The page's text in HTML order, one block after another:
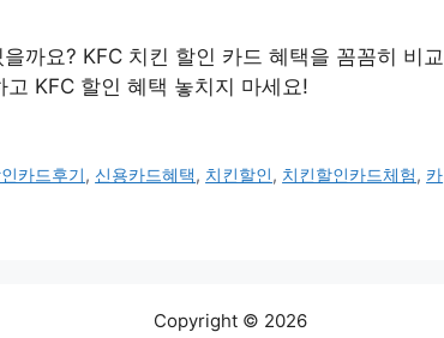
까요? KFC 치킨 할인 카드 혜택을 꼼꼼히 비교
KFC 할인 혜택 놓치지 마세요!
카드후기, 신용카드혜택, 치킨할인, 치킨할인카드체험, 카
Copyright © 2026